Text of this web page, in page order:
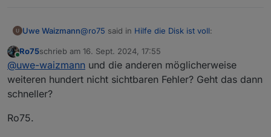
Uwe Waizmann@ro75 said in Hilfe die Disk ist voll:
@uwe-waizmannsagte inHilfe die Disk
ist voll
soll ja nur noch so lange halten bis das neue
Online
Ro75schrieb am 16. Sept. 2024, 17:55
zuletzt editiert von
@uwe-waizmann und die anderen möglicherweise
weiteren hundert nicht sichtbaren Fehler? Geht das dann
schneller?
Ro75.